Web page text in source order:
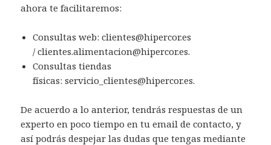
ahora te facilitaremos:
Consultas web: clientes@hipercor.es
/ clientes.alimentacion@hipercor.es.
Consultas tiendas
físicas: servicio_clientes@hipercor.es.
De acuerdo a lo anterior, tendrás respuestas de un
experto en poco tiempo en tu email de contacto, y
así podrás despejar las dudas que tengas mediante